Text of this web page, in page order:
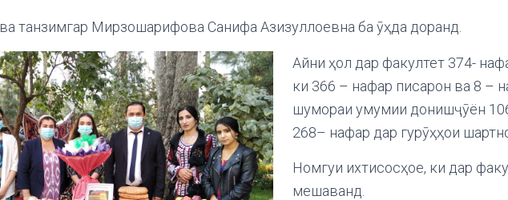
ва танзимгар Мирзошарифова Санифа Азизуллоевна ба ӯҳда доранд.
Айни ҳол дар факултет 374-
ки 366 – нафар писарон ва 8 –
шумораи умумии донишҷӯён
268– нафар дар гурӯҳҳои
Номгуи ихтисосҳое, ки дар
мешаванд.